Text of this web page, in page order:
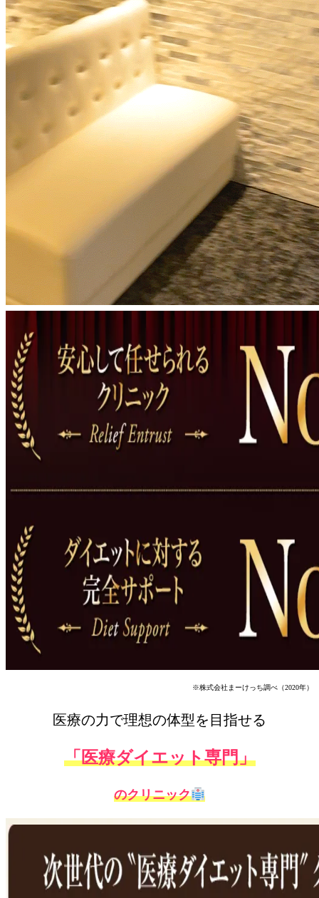
※株式会社まーけっち調べ（2020年）
医療の力で理想の体型を目指せる
「医療ダイエット専門」
のクリニック